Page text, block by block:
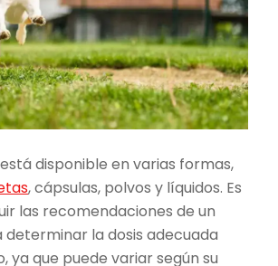
disponible en varias formas,
, cápsulas, polvos y líquidos. Es
las recomendaciones de un
la dosis adecuada
ya que puede variar según su